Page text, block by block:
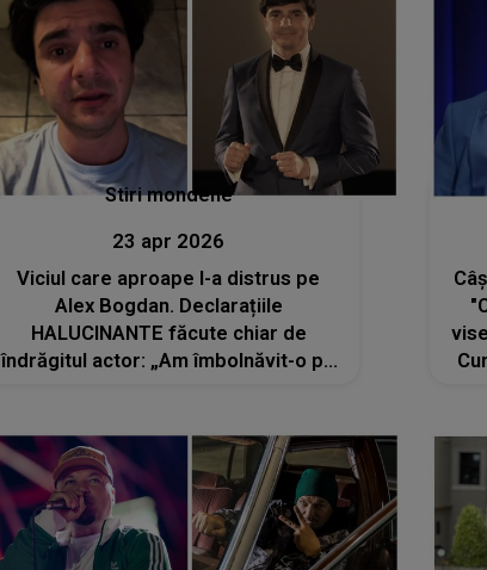
Stiri mondene
23 apr 2026
Viciul care aproape l-a distrus pe
Alex Bogdan. Declarațiile
HALUCINANTE făcute chiar de
îndrăgitul actor: „Am îmbolnăvit-o pe